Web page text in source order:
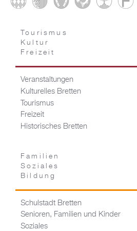
Tourismus
Kultur
Freizeit
Veranstaltungen
Kulturelles Bretten
Tourismus
Freizeit
Historisches Bretten
Familien
Soziales
Bildung
Schulstadt Bretten
Senioren, Familien und Kinder
Soziales